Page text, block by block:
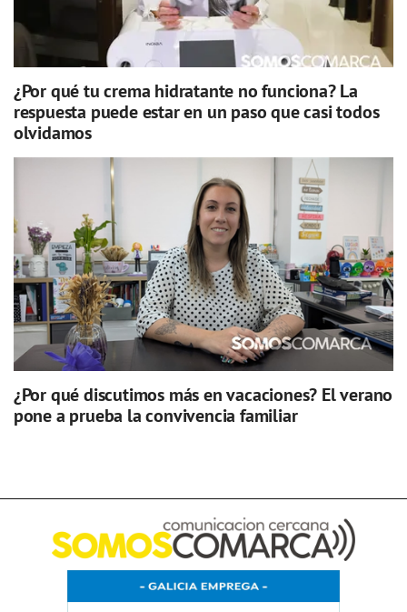
¿Por qué tu crema hidratante no funciona? La
respuesta puede estar en un paso que casi todos
olvidamos
¿Por qué discutimos más en vacaciones? El verano
pone a prueba la convivencia familiar